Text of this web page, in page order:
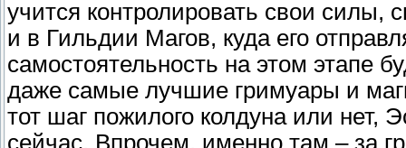
учится контролировать свои силы,
и в Гильдии Магов, куда его
самостоятельность на этом этапе
даже самые лучшие гримуары и
тот шаг пожилого колдуна или нет,
сейчас. Впрочем, именно там – за